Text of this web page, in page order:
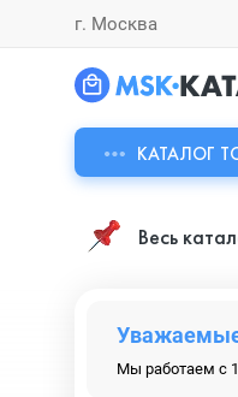
г. Москва
КАТАЛОГ
Весь
Мы работаем с